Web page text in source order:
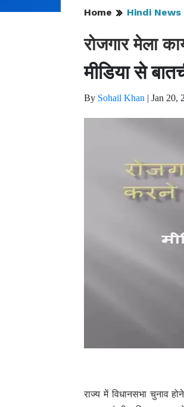
Home Hindi News
रोजगार मेला
मीडिया से
By Sohail Khan | Jan 20,
उपमुख्यमंत्री सचिन पायलट